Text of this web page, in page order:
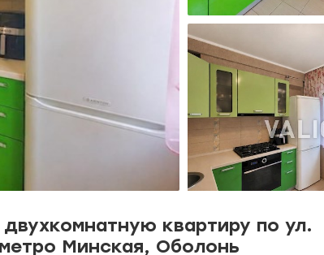
квартиру по ул.
Минская, Оболонь